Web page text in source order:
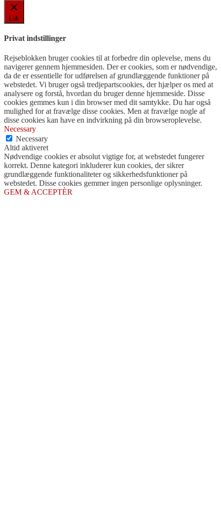
Luk
Privat indstillinger
Rejseblokken bruger cookies til at forbedre din oplevelse, mens du
navigerer gennem hjemmesiden. Der er cookies, som er nødvendige,
da de er essentielle for udførelsen af ​​grundlæggende funktioner på
webstedet. Vi bruger også tredjepartscookies, der hjælper os med at
analysere og forstå, hvordan du bruger denne hjemmeside. Disse
cookies gemmes kun i din browser med dit samtykke. Du har også
mulighed for at fravælge disse cookies. Men at fravælge nogle af
disse cookies kan have en indvirkning på din browseroplevelse.
Necessary
Necessary
Altid aktiveret
Nødvendige cookies er absolut vigtige for, at webstedet fungerer
korrekt. Denne kategori inkluderer kun cookies, der sikrer
grundlæggende funktionaliteter og sikkerhedsfunktioner på
webstedet. Disse cookies gemmer ingen personlige oplysninger.
GEM & ACCEPTÈR